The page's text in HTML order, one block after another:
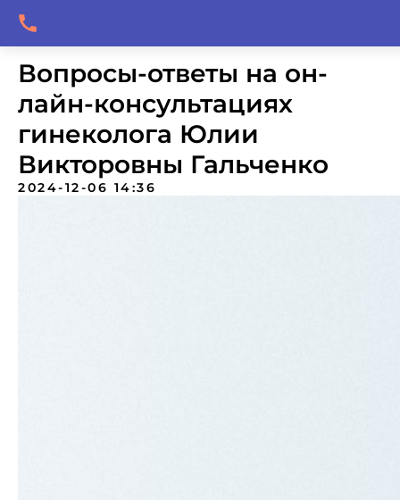
Вопросы-ответы на он-
лайн-консультациях
гинеколога Юлии
Викторовны Гальченко
2024-12-06 14:36